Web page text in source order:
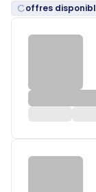
offres